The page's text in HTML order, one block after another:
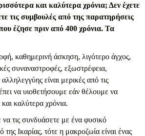
και καλύτερα χρόνια; Δεν έχετε
τις συμβουλές από της παρατηρήσεις
έζησε πριν από 400 χρόνια. Τα
καθημερινή άσκηση, λιγότερο άγχος,
συναναστροφές, εξωστρέφεια,
είναι μερικές από τις
να υιοθετήσουμε εάν θέλουμε να
καλύτερα χρόνια.
τις συνδυάσετε με ένα φυσικό
Ικαρίας, τότε η μακροζωία είναι ένας